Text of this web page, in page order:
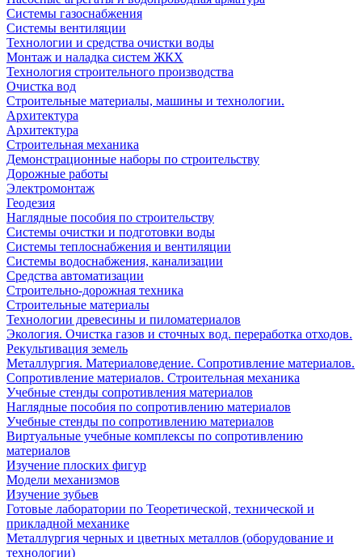
Системы газоснабжения
Системы вентиляции
Технологии и средства очистки воды
Монтаж и наладка систем ЖКХ
Технология строительного производства
Очистка вод
Строительные материалы, машины и технологии.
Архитектура
Архитектура
Cтроительная механика
Демонстрационные наборы по строительству
Дорожные работы
Электромонтаж
Геодезия
Наглядные пособия по строительству
Системы очистки и подготовки воды
Системы теплоснабжения и вентиляции
Системы водоснабжения, канализации
Средства автоматизации
Строительно-дорожная техника
Строительные материалы
Технологии древесины и пиломатериалов
Экология. Очистка газов и сточных вод. переработка отходов.
Рекультивация земель
Металлургия. Материаловедение. Сопротивление материалов.
Сопротивление материалов. Строительная механика
Учебные стенды сопротивления материалов
Наглядные пособия по сопротивлению материалов
Учебные стенды по сопротивлению материалов
Виртуальные учебные комплексы по сопротивлению
материалов
Изучение плоских фигур
Модели механизмов
Изучение зубьев
Готовые лаборатории по Теоретической, технической и
прикладной механике
Металлургия черных и цветных металлов (оборудование и
технологии)